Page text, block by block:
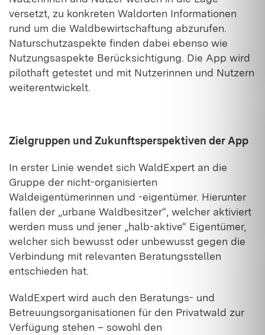
versetzt, zu konkreten Waldorten Informationen
rund um die Waldbewirtschaftung abzurufen.
Naturschutzaspekte finden dabei ebenso wie
Nutzungsaspekte Berücksichtigung. Die App wird
pilothaft getestet und mit Nutzerinnen und Nutzern
weiterentwickelt.
Zielgruppen und Zukunftsperspektiven der App
In erster Linie wendet sich WaldExpert an die
Gruppe der nicht-organisierten
Waldeigentümerinnen und -eigentümer. Hierunter
fallen der „urbane Waldbesitzer“, welcher aktiviert
werden muss und jener „halb-aktive“ Eigentümer,
welcher sich bewusst oder unbewusst gegen die
Verbindung mit relevanten Beratungsstellen
entschieden hat.
WaldExpert wird auch den Beratungs- und
Betreuungsorganisationen für den Privatwald zur
Verfügung stehen – sowohl den